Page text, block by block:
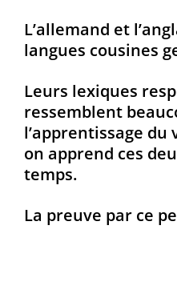
L’allemand et
langues cousines
Leurs lexiques
ressemblent
l’apprentissage
on apprend ces
temps.
La preuve par ce